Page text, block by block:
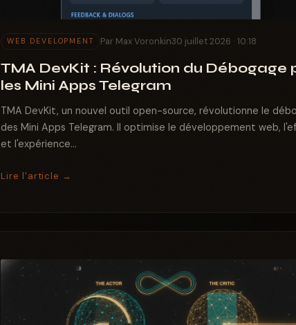
WEB DEVELOPMENT Par Max Voronkin30 juillet 2026 · 10:18
TMA DevKit : Révolution du Débogage
les Mini Apps Telegram
TMA DevKit, un nouvel outil open-source, révolutionne le
des Mini Apps Telegram. Il optimise le développement web,
et l'expérience...
Lire l'article →